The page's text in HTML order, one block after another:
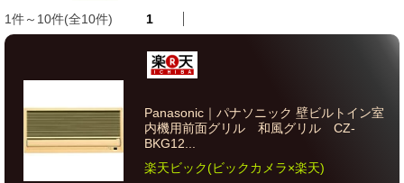
1件～10件(全10件) 1
Panasonic｜パナソニック 壁ビルトイン室
内機用前面グリル 和風グリル CZ-
BKG12...
楽天ビック(ビックカメラ×楽天)